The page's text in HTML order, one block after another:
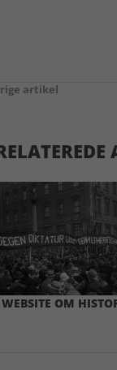
artikel
OM